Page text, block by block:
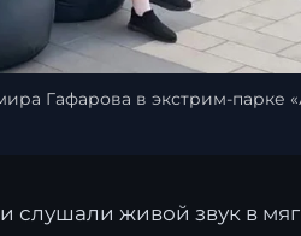
Гафарова в экстрим-парке
слушали живой звук в